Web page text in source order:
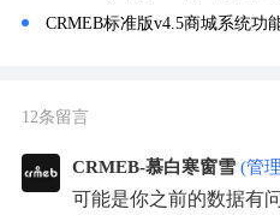
CRMEB标准版v4.5商城系统功
12条留言
CRMEB-慕白寒窗雪 (管
可能是你之前的数据有